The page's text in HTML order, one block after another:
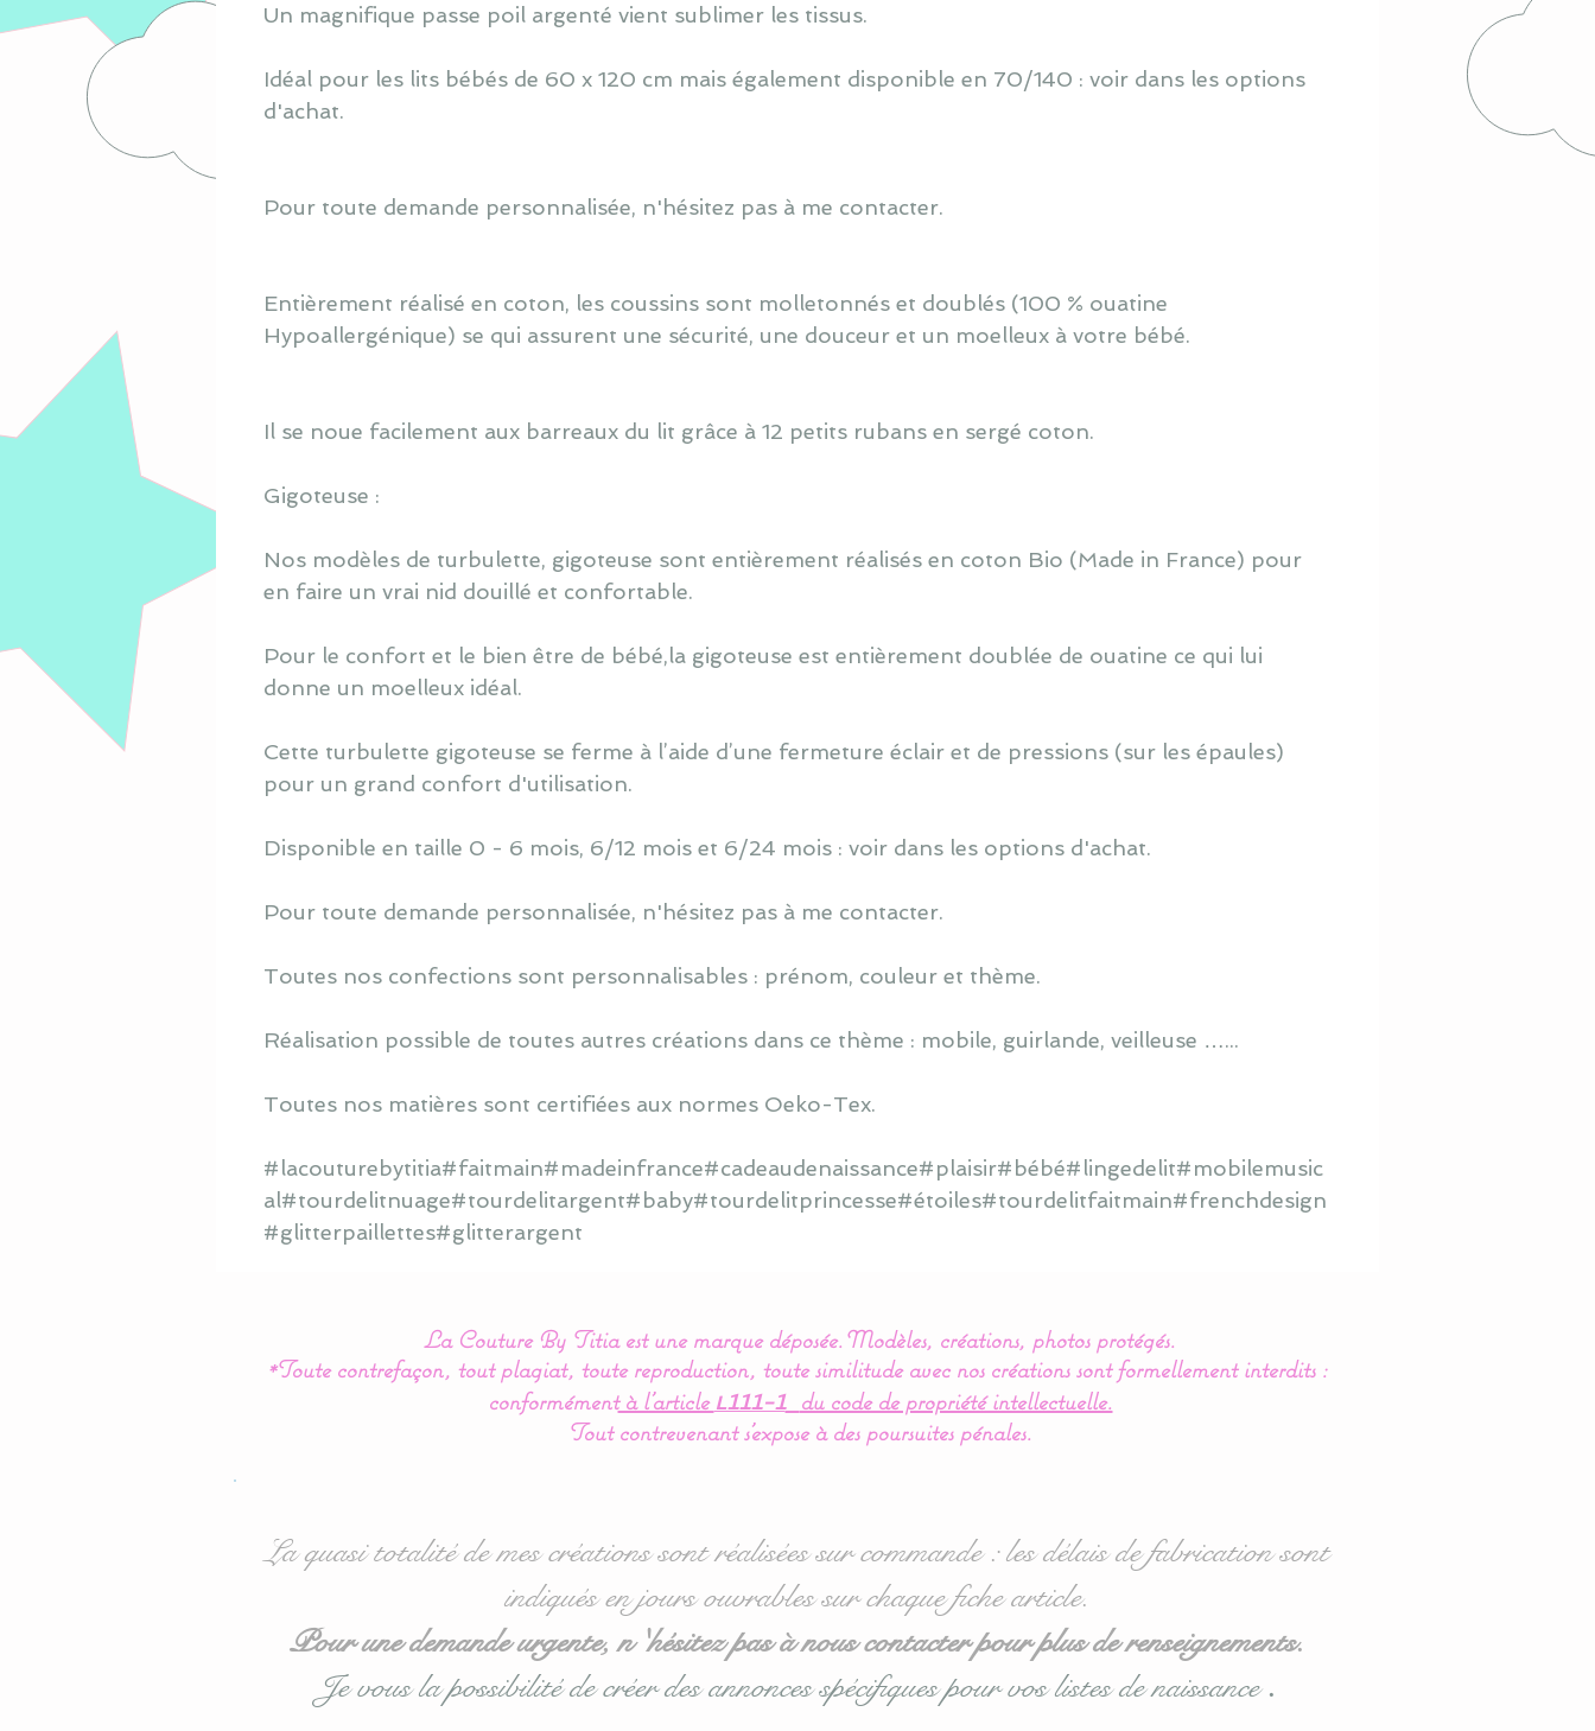
Un magnifique passe poil argenté vient sublimer les tissus.
Idéal pour les lits bébés de 60 x 120 cm mais également disponible en 70/140 : voir dans les options
d'achat.
Pour toute demande personnalisée, n'hésitez pas à me contacter.
Entièrement réalisé en coton, les coussins sont molletonnés et doublés (100 % ouatine
Hypoallergénique) se qui assurent une sécurité, une douceur et un moelleux à votre bébé.
Il se noue facilement aux barreaux du lit grâce à 12 petits rubans en sergé coton.
Gigoteuse :
Nos modèles de turbulette, gigoteuse sont entièrement réalisés en coton Bio (Made in France) pour
en faire un vrai nid douillé et confortable.
Pour le confort et le bien être de bébé,la gigoteuse est entièrement doublée de ouatine ce qui lui
donne un moelleux idéal.
Cette turbulette gigoteuse se ferme à l’aide d’une fermeture éclair et de pressions (sur les épaules)
pour un grand confort d'utilisation.
Disponible en taille 0 - 6 mois, 6/12 mois et 6/24 mois : voir dans les options d'achat.
Pour toute demande personnalisée, n'hésitez pas à me contacter.
Toutes nos confections sont personnalisables : prénom, couleur et thème.
Réalisation possible de toutes autres créations dans ce thème : mobile, guirlande, veilleuse …...
Toutes nos matières sont certifiées aux normes Oeko-Tex.
#lacouturebytitia#faitmain#madeinfrance#cadeaudenaissance#plaisir#bébé#lingedelit#mobilemusic
al#tourdelitnuage#tourdelitargent#baby#tourdelitprincesse#étoiles#tourdelitfaitmain#frenchdesign
#glitterpaillettes#glitterargent
La Couture By Titia est une marque déposée. Modèles, créations, photos protégés.
*Toute contrefaçon, tout plagiat, toute reproduction, toute similitude avec nos créations sont formellement interdits :
conformémentà l’article L111-1
du code de propriété intellectuelle.
Tout contrevenant s'expose à des poursuites pénales.
La quasi totalité de mes créations sont réalisées sur commande : les délais de fabrication sont
indiqués en jours ouvrables sur chaque fiche article.
Pour une demande urgente, n 'hésitez pas à nous contacter pour plus de renseignements.
Je vous la possibilité de créer des annonces spécifiques pour vos listes de naissance.